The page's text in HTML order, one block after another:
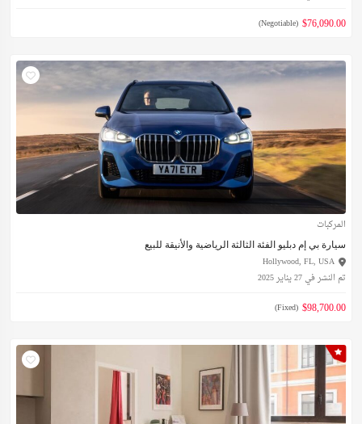
$76,090.00
(Negotiable)
المركبات
سيارة بي إم دبليو الفئة الثالثة الرياضية والأنيقة للبيع
Hollywood, FL, USA
تم النشر في 27 يناير 2025
$98,700.00
(Fixed)